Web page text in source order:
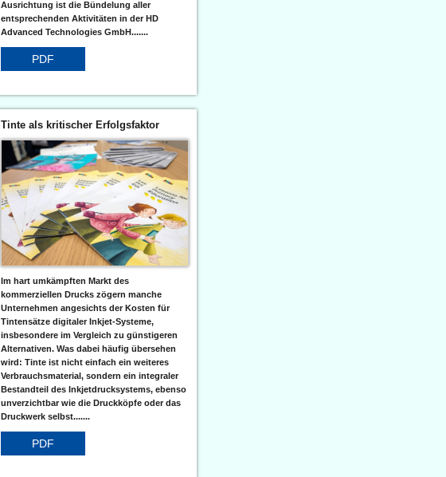
Ausrichtung ist die Bündelung aller
entsprechenden Aktivitäten in der HD
Advanced Technologies GmbH.......
PDF
Tinte als kritischer Erfolgsfaktor
Im hart umkämpften Markt des
kommerziellen Drucks zögern manche
Unternehmen angesichts der Kosten für
Tintensätze digitaler Inkjet-Systeme,
insbesondere im Vergleich zu günstigeren
Alternativen. Was dabei häufig übersehen
wird: Tinte ist nicht einfach ein weiteres
Verbrauchsmaterial, sondern ein integraler
Bestandteil des Inkjetdrucksystems, ebenso
unverzichtbar wie die Druckköpfe oder das
Druckwerk selbst.......
PDF